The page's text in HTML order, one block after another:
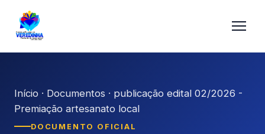
Início · Documentos · publicação edital 02/2026 -
Premiação artesanato local
DOCUMENTO OFICIAL